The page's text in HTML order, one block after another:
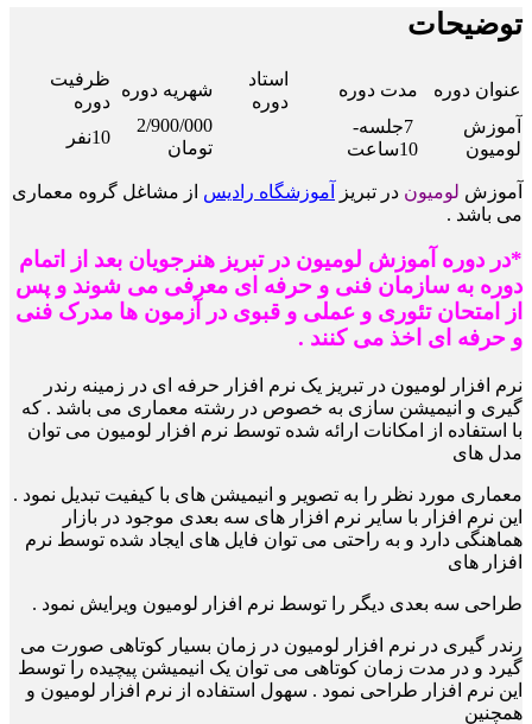
توضیحات
عنوان دوره مدت دوره
استاد
دوره
شهریه دوره
ظرفیت
دوره
آموزش
لومیون
7جلسه-
10ساعت
2/900/000
تومان
10نفر
آموزش لومیون در تبریز آموزشگاه رادیس از مشاغل گروه معماری
می باشد .
*در دوره آموزش لومیون در تبریز هنرجویان بعد از اتمام
دوره به سازمان فنی و حرفه ای معرفی می شوند و پس
از امتحان تئوری و عملی و قبوی در آزمون ها مدرک فنی
و حرفه ای اخذ می کنند .
نرم افزار لومیون در تبریز یک نرم افزار حرفه ای در زمینه رندر
گیری و انیمیشن سازی به خصوص در رشته معماری می باشد . که
با استفاده از امکانات ارائه شده توسط نرم افزار لومیون می توان
مدل های
معماری مورد نظر را به تصویر و انیمیشن های با کیفیت تبدیل نمود .
این نرم افزار با سایر نرم افزار های سه بعدی موجود در بازار
هماهنگی دارد و به راحتی می توان فایل های ایجاد شده توسط نرم
افزار های
طراحی سه بعدی دیگر را توسط نرم افزار لومیون ویرایش نمود .
رندر گیری در نرم افزار لومیون در زمان بسیار کوتاهی صورت می
گیرد و در مدت زمان کوتاهی می توان یک انیمیشن پیچیده را توسط
این نرم افزار طراحی نمود . سهول استفاده از نرم افزار لومیون و
همچنین